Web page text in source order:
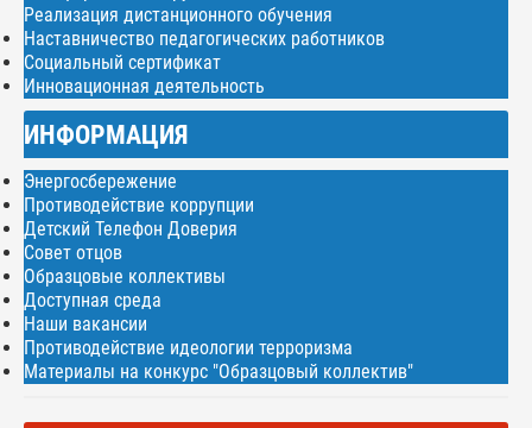
Реализация дистанционного обучения
Наставничество педагогических работников
Социальный сертификат
Инновационная деятельность
ИНФОРМАЦИЯ
Энергосбережение
Противодействие коррупции
Детский Телефон Доверия
Совет отцов
Образцовые коллективы
Доступная среда
Наши вакансии
Противодействие идеологии терроризма
Материалы на конкурс "Образцовый коллектив"